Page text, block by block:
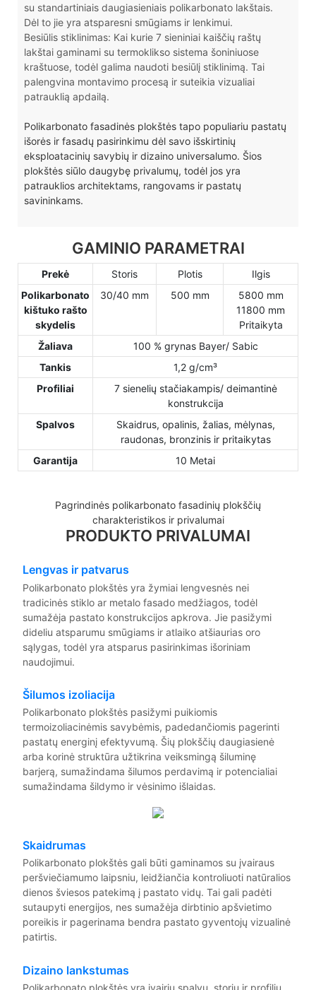
su standartiniais daugiasieniais polikarbonato lakštais.
Dėl to jie yra atsparesni smūgiams ir lenkimui.
Besiūlis stiklinimas: Kai kurie 7 sieniniai kaiščių raštų
lakštai gaminami su termoklikso sistema šoniniuose
kraštuose, todėl galima naudoti besiūlį stiklinimą. Tai
palengvina montavimo procesą ir suteikia vizualiai
patrauklią apdailą.
Polikarbonato fasadinės plokštės tapo populiariu pastatų
išorės ir fasadų pasirinkimu dėl savo išskirtinių
eksploatacinių savybių ir dizaino universalumo. Šios
plokštės siūlo daugybę privalumų, todėl jos yra
patrauklios architektams, rangovams ir pastatų
savininkams.
GAMINIO PARAMETRAI
Prekė Storis Plotis
Ilgis
Polikarbonato
kištuko rašto
skydelis
30/40 mm 500 mm
5800 mm
11800 mm
Pritaikyta
Žaliava
100 % grynas Bayer/ Sabic
Tankis
1,2 g/cm³
Profiliai
7 sienelių stačiakampis/ deimantinė
konstrukcija
Spalvos
Skaidrus, opalinis, žalias, mėlynas,
raudonas, bronzinis ir pritaikytas
Garantija
10 Metai
Pagrindinės polikarbonato fasadinių plokščių
charakteristikos ir privalumai
PRODUKTO PRIVALUMAI
Lengvas ir patvarus
Polikarbonato plokštės yra žymiai lengvesnės nei
tradicinės stiklo ar metalo fasado medžiagos, todėl
sumažėja pastato konstrukcijos apkrova. Jie pasižymi
dideliu atsparumu smūgiams ir atlaiko atšiaurias oro
sąlygas, todėl yra atsparus pasirinkimas išoriniam
naudojimui.
Šilumos izoliacija
Polikarbonato plokštės pasižymi puikiomis
termoizoliacinėmis savybėmis, padedančiomis pagerinti
pastatų energinį efektyvumą. Šių plokščių daugiasienė
arba korinė struktūra užtikrina veiksmingą šiluminę
barjerą, sumažindama šilumos perdavimą ir potencialiai
sumažindama šildymo ir vėsinimo išlaidas.
Skaidrumas
Polikarbonato plokštės gali būti gaminamos su įvairaus
peršviečiamumo laipsniu, leidžiančia kontroliuoti natūralios
dienos šviesos patekimą į pastato vidų. Tai gali padėti
sutaupyti energijos, nes sumažėja dirbtinio apšvietimo
poreikis ir pagerinama bendra pastato gyventojų vizualinė
patirtis.
Dizaino lankstumas